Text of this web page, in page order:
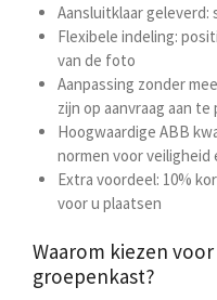
Aansluitklaar
Flexibele indeling:
van de foto
Aanpassing zonder
zijn op aanvraag aan te
Hoogwaardige ABB
normen voor
Extra voordeel: 10%
voor u plaatsen
Waarom kiezen voor
groepenkast?